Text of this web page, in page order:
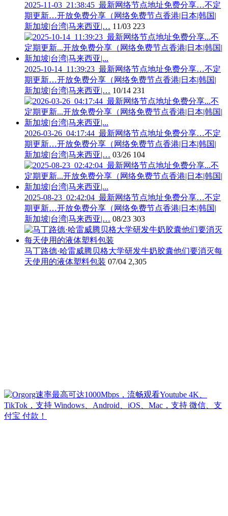
2025-11-03_21:38:45_最新网络节点地址免费分享…不定
期更新…开放免费分享（网络免费节点香港|日本|韩国|
新加坡|台湾|马来西亚|… 11/03 223
2025-10-14_11:39:23_最新网络节点地址免费分享…不定
期更新…开放免费分享（网络免费节点香港|日本|韩国|
新加坡|台湾|马来西亚|… 10/14 231
2026-03-26_04:17:44_最新网络节点地址免费分享…不定
期更新…开放免费分享（网络免费节点香港|日本|韩国|
新加坡|台湾|马来西亚|… 03/26 104
2025-08-23_02:42:04_最新网络节点地址免费分享…不定
期更新…开放免费分享（网络免费节点香港|日本|韩国|
新加坡|台湾|马来西亚|… 08/23 303
马丁路德·哈雷威腾贝格大学研发牛奶胶囊他们要消灭每
天使用的液体塑料包装 07/04 2,305